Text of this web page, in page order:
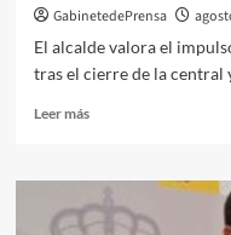
Almería
GabinetedePrensa
El alcalde valora el
tras el cierre de la central
Leer másLeer
El
ITJ
propone